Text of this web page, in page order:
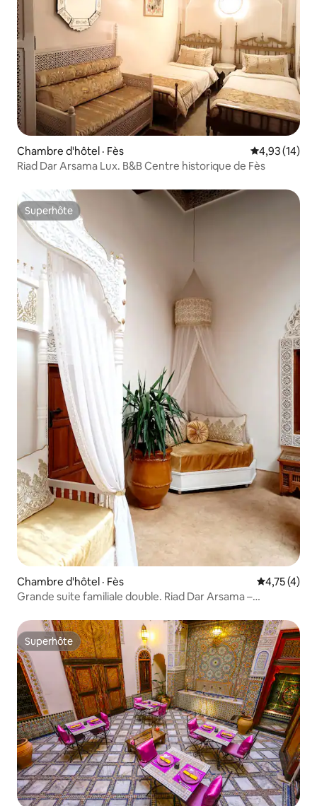
Chambre d'hôtel · Fès Note
4,93 (14)
Riad Dar Arsama Lux. B&B Centre historique de Fès
Superhôte
Superhôte
Chambre d'hôtel · Fès Note
4,75 (4)
Grande suite familiale double. Riad Dar Arsama –
Superhôte
Superhôte